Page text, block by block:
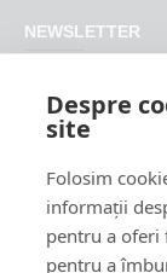
NEWSLETTER
FeederShop
CAPTCHA
Please complete
captcha validation
Despre
site
Folosim
informații
pentru a oferi
pentru a